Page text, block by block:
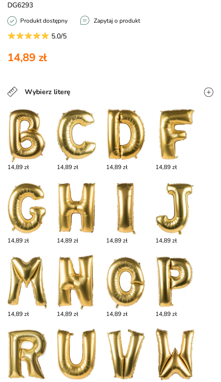
DG6293
Produkt dostępny Zapytaj o produkt
5.0/5
14,89 zł
Wybierz literę
14,89 zł 14,89 zł 14,89 zł 14,89 zł
14,89 zł 14,89 zł 14,89 zł 14,89 zł
14,89 zł 14,89 zł 14,89 zł 14,89 zł